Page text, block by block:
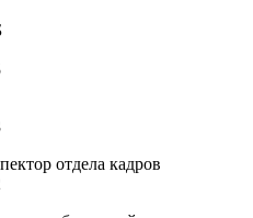
отдела кадров